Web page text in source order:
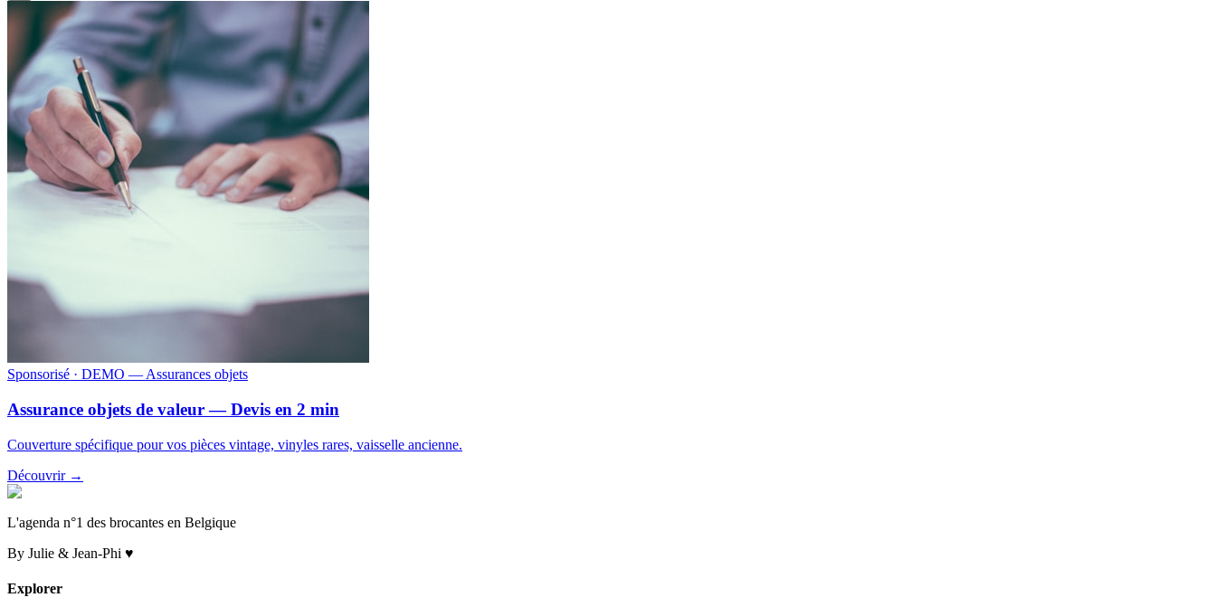
Sponsorisé · DEMO — Assurances objets
Assurance objets de valeur — Devis en 2 min
Couverture spécifique pour vos pièces vintage, vinyles rares, vaisselle ancienne.
Découvrir →
L'agenda n°1 des brocantes en Belgique
By Julie & Jean-Phi ♥
Explorer